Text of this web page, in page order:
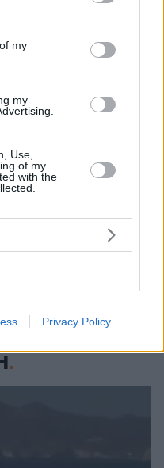
its third-party tags to
in below Google
my
my
Use,
of my
with the
Privacy Policy
καρδιά – 30 γρ. την
ξεφλούδισμά τους
χωνέψουμε για να